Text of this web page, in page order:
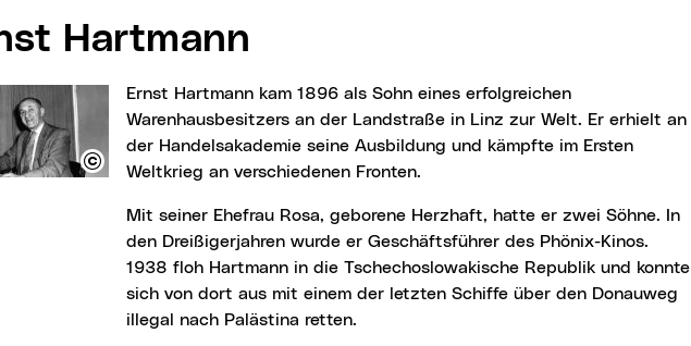
Hartmann
Ernst Hartmann kam 1896 als Sohn eines erfolgreichen
Warenhausbesitzers an der Landstraße in Linz zur Welt. Er erhielt an
der Handelsakademie seine Ausbildung und kämpfte im Ersten
Weltkrieg an verschiedenen Fronten.
Mit seiner Ehefrau Rosa, geborene Herzhaft, hatte er zwei Söhne. In
den Dreißigerjahren wurde er Geschäftsführer des Phönix-Kinos.
1938 floh Hartmann in die Tschechoslowakische Republik und konnte
sich von dort aus mit einem der letzten Schiffe über den Donauweg
illegal nach Palästina retten.